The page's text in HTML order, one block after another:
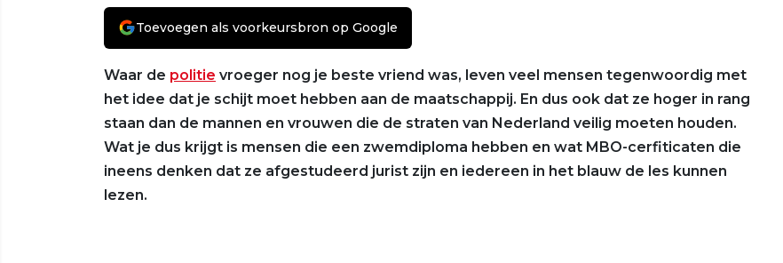
Toevoegen als voorkeursbron op Google
Waar de politie vroeger nog je beste vriend was, leven veel mensen tegenwoordig met
het idee dat je schijt moet hebben aan de maatschappij. En dus ook dat ze hoger in rang
staan dan de mannen en vrouwen die de straten van Nederland veilig moeten houden.
Wat je dus krijgt is mensen die een zwemdiploma hebben en wat MBO-cerfiticaten die
ineens denken dat ze afgestudeerd jurist zijn en iedereen in het blauw de les kunnen
lezen.